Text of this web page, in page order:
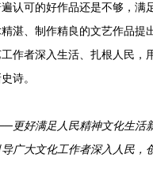
认可的好作品还是不够，
湛、制作精良的文艺作品提
作者深入生活、扎根人民
诗。
更好满足人民精神文化生活
广大文化工作者深入人民，